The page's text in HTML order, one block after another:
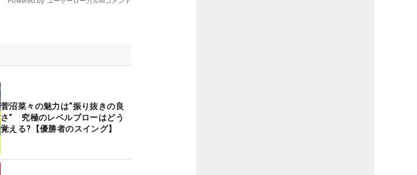
菅沼菜々の魅力は“振り抜きの良
さ” 究極のレベルブローはどう
覚える?【優勝者のスイング】